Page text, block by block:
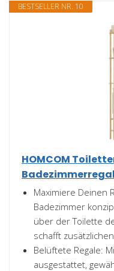
BESTSELLER NR. 10
HOMCOM
Maximiere Deinen
Badezimmer
über der Toilette
schafft
Belüftete Regale:
ausgestattet,